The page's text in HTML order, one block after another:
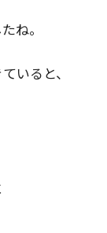
ね。
いると、